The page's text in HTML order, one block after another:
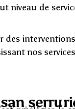
niveau de
nos